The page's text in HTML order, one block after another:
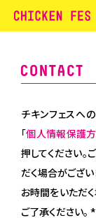
チキンフェスへ
「個人情報保護
押してください
だく場合がござい
お時間をいただ
ご了承ください。